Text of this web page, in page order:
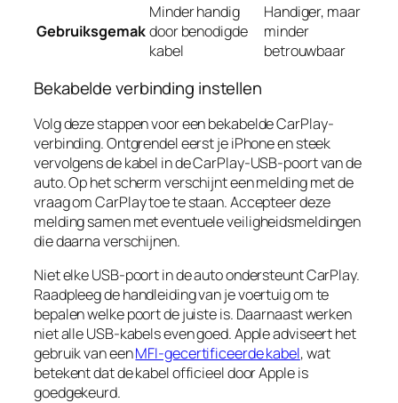
Gebruiksgemak
Minder handig
door benodigde
kabel
Handiger, maar
minder
betrouwbaar
Bekabelde verbinding instellen
Volg deze stappen voor een bekabelde CarPlay-
verbinding. Ontgrendel eerst je iPhone en steek
vervolgens de kabel in de CarPlay-USB-poort van de
auto. Op het scherm verschijnt een melding met de
vraag om CarPlay toe te staan. Accepteer deze
melding samen met eventuele veiligheidsmeldingen
die daarna verschijnen.
Niet elke USB-poort in de auto ondersteunt CarPlay.
Raadpleeg de handleiding van je voertuig om te
bepalen welke poort de juiste is. Daarnaast werken
niet alle USB-kabels even goed. Apple adviseert het
gebruik van eenMFI-gecertificeerde kabel, wat
betekent dat de kabel officieel door Apple is
goedgekeurd.